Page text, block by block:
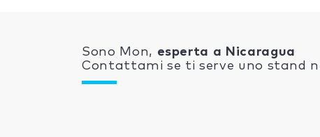
Sono Mon, esperta a Nicaragua
Contattami se ti serve uno stand